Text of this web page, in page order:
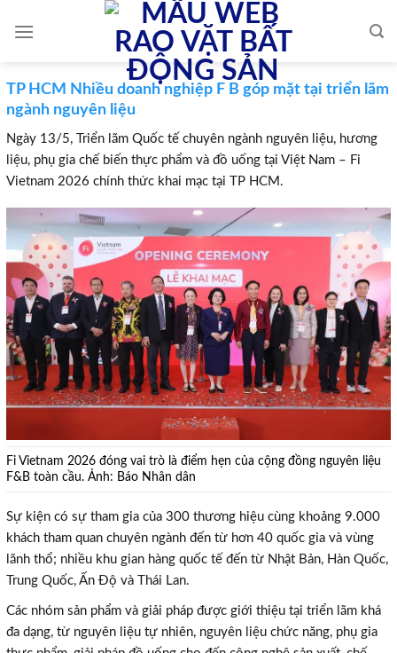
TP HCM Nhiều doanh nghiệp F B góp mặt tại triển lãm
ngành nguyên liệu
Ngày 13/5, Triển lãm Quốc tế chuyên ngành nguyên liệu, hương
liệu, phụ gia chế biến thực phẩm và đồ uống tại Việt Nam – Fi
Vietnam 2026 chính thức khai mạc tại TP HCM.
Fi Vietnam 2026 đóng vai trò là điểm hẹn của cộng đồng nguyên liệu
F&B toàn cầu. Ảnh: Báo Nhân dân
Sự kiện có sự tham gia của 300 thương hiệu cùng khoảng 9.000
khách tham quan chuyên ngành đến từ hơn 40 quốc gia và vùng
lãnh thổ; nhiều khu gian hàng quốc tế đến từ Nhật Bản, Hàn Quốc,
Trung Quốc, Ấn Độ và Thái Lan.
Các nhóm sản phẩm và giải pháp được giới thiệu tại triển lãm khá
đa dạng, từ nguyên liệu tự nhiên, nguyên liệu chức năng, phụ gia